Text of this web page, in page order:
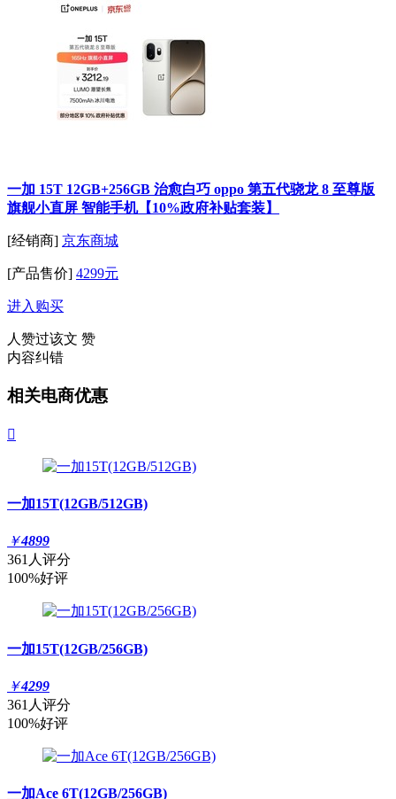
一加 15T 12GB+256GB 治愈白巧 oppo 第五代骁龙 8 至尊版
旗舰小直屏 智能手机【10%政府补贴套装】
[经销商] 京东商城
[产品售价] 4299元
进入购买
人赞过该文 赞
内容纠错
相关电商优惠

一加15T(12GB/512GB)
￥4899
361人评分
100%好评
一加15T(12GB/256GB)
￥4299
361人评分
100%好评
一加Ace 6T(12GB/256GB)